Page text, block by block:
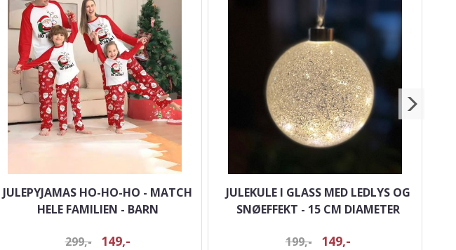
JULEPYJAMAS HO-HO-HO - MATCH
HELE FAMILIEN - BARN
299,-
149,-
JULEKULE I GLASS MED LEDLYS OG
SNØEFFEKT - 15 CM DIAMETER
199,-
149,-